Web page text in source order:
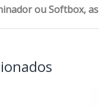
ou Softbox,